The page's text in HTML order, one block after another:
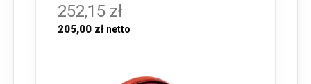
252,15 zł
205,00 zł